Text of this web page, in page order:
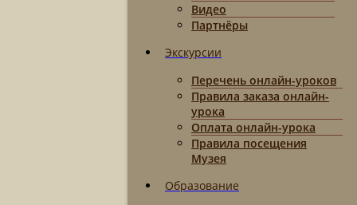
Видео
Партнёры
Экскурсии
Перечень онлайн-уроков
Правила заказа онлайн-
урока
Оплата онлайн-урока
Правила посещения
Музея
Образование